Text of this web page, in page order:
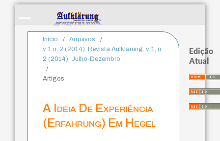
Início / Arquivos
/
v. 1 n. 2 (2014): Revista Aufklärung. v. 1, n.
2 (2014), Julho-Dezembro
/
Artigos
A Ideia De Experiência
(Erfahrung) Em Hegel
Edição
Atual